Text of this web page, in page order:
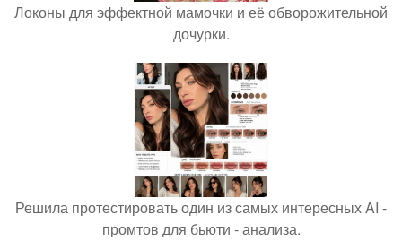
Локоны для эффектной мамочки и её обворожительной
дочурки.
Решила протестировать один из самых интересных AI -
промтов для бьюти - анализа.